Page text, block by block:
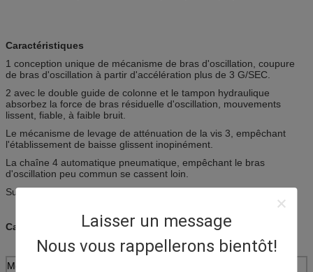
Laisser un message
Nous vous rappellerons bientôt!
Caractéristiques
1 conception unique de mécanisme de bras d'oscillation, coupure
de bras d'oscillation à partir d'accélération plus de 3 G/SEC.
2 avec le double guide de colonne et le tampon hydraulique
absorbez la force de bras résiduelle d'oscillation, mouvements
lissent, fiable, à faible bruit.
Le mécanisme de levage de atténuation de la vis 3, empêchant
l'établissement de baisse glissent inopinément.
La chaîne 4 automatique pneumatique, empêchant le bras
d'oscillation peu commun se cassent loin.
Support et plinthe 5 extensibles.
Caractéristiques
Modèle